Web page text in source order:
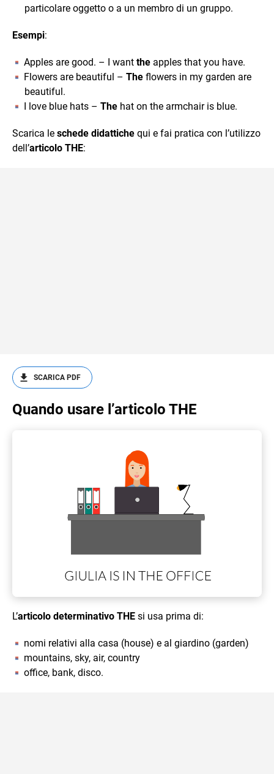
particolare oggetto o a un membro di un gruppo.
Esempi:
Apples are good. – I want the apples that you have.
Flowers are beautiful – The flowers in my garden are
beautiful.
I love blue hats – The hat on the armchair is blue.
Scarica le schede didattiche qui e fai pratica con l’utilizzo
dell’articolo THE:
SCARICA PDF
Quando usare l’articolo THE
L’articolo determinativo THE si usa prima di:
nomi relativi alla casa (house) e al giardino (garden)
mountains, sky, air, country
office, bank, disco.